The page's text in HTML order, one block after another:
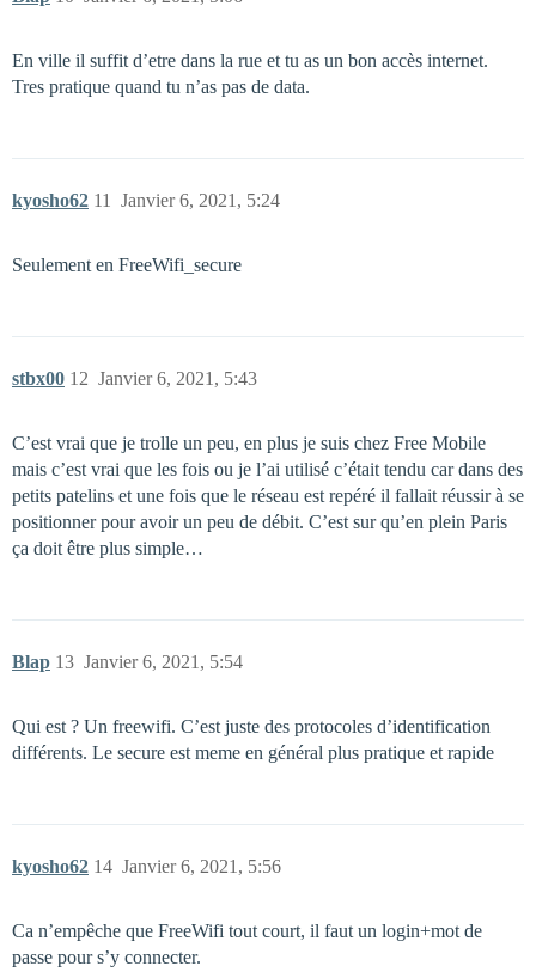
En ville il suffit d’etre dans la rue et tu as un bon accès internet.
Tres pratique quand tu n’as pas de data.
kyosho62 Janvier 6, 2021, 5:24
11
Seulement en FreeWifi_secure
stbx00 Janvier 6, 2021, 5:43
12
C’est vrai que je trolle un peu, en plus je suis chez Free Mobile
mais c’est vrai que les fois ou je l’ai utilisé c’était tendu car dans des
petits patelins et une fois que le réseau est repéré il fallait réussir à se
positionner pour avoir un peu de débit. C’est sur qu’en plein Paris
ça doit être plus simple…
Blap Janvier 6, 2021, 5:54
13
Qui est ? Un freewifi. C’est juste des protocoles d’identification
différents. Le secure est meme en général plus pratique et rapide
kyosho62 Janvier 6, 2021, 5:56
14
Ca n’empêche que FreeWifi tout court, il faut un login+mot de
passe pour s’y connecter.